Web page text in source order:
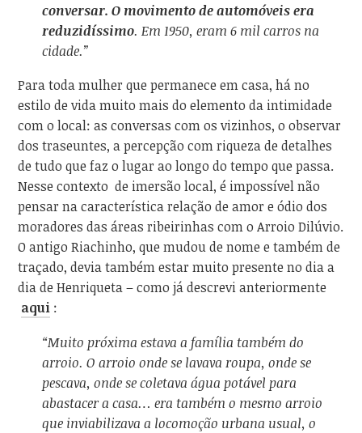
conversar. O movimento de automóveis era
reduzidíssimo. Em 1950, eram 6 mil carros na
cidade.”
Para toda mulher que permanece em casa, há no
estilo de vida muito mais do elemento da intimidade
com o local: as conversas com os vizinhos, o observar
dos traseuntes, a percepção com riqueza de detalhes
de tudo que faz o lugar ao longo do tempo que passa.
Nesse contexto de imersão local, é impossível não
pensar na característica relação de amor e ódio dos
moradores das áreas ribeirinhas com o Arroio Dilúvio.
O antigo Riachinho, que mudou de nome e também de
traçado, devia também estar muito presente no dia a
dia de Henriqueta – como já descrevi anteriormente
aqui :
“Muito próxima estava a família também do
arroio. O arroio onde se lavava roupa, onde se
pescava, onde se coletava água potável para
abastacer a casa… era também o mesmo arroio
que inviabilizava a locomoção urbana usual, o